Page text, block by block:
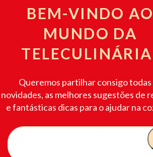
BEM-VINDO AO
MUNDO DA
Queremos partilhar consigo todas
novidades, as melhores sugestões de
e fantásticas dicas para o ajudar na